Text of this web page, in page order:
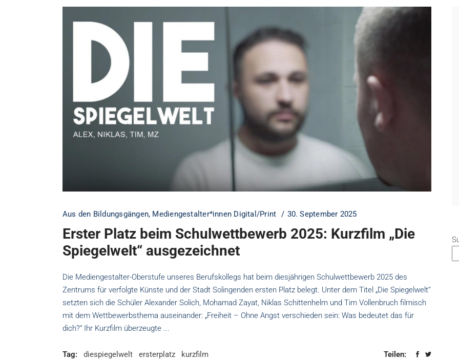
Aus den Bildungsgängen, Mediengestalter*innen Digital/Print 30. September 2025
Erster Platz beim Schulwettbewerb 2025: Kurzfilm „Die
Spiegelwelt“ ausgezeichnet
Die Mediengestalter-Oberstufe unseres Berufskollegs hat beim diesjährigen Schulwettbewerb 2025 des
Zentrums für verfolgte Künste und der Stadt Solingenden ersten Platz belegt. Unter dem Titel „Die Spiegelwelt“
setzten sich die Schüler Alexander Solich, Mohamad Zayat, Niklas Schittenhelm und Tim Vollenbruch filmisch
mit dem Wettbewerbsthema auseinander: „Freiheit – Ohne Angst verschieden sein: Was bedeutet das für
dich?“ Ihr Kurzfilm überzeugte
Tag: diespiegelwelt ersterplatz
kurzfilm
Teilen: